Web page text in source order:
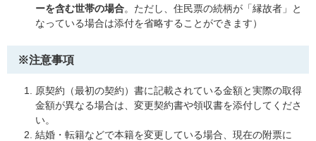
ーを含む世帯の場合。ただし、住民票の続柄が「縁故者」と
なっている場合は添付を省略することができます）
※注意事項
原契約（最初の契約）書に記載されている金額と実際の取得
金額が異なる場合は、変更契約書や領収書を添付してくださ
い。
結婚・転籍などで本籍を変更している場合、現在の附票に